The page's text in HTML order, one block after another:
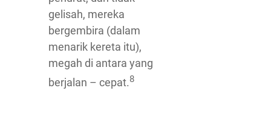
gelisah, mereka
bergembira (dalam
menarik kereta itu),
megah di antara yang
berjalan – cepat.8